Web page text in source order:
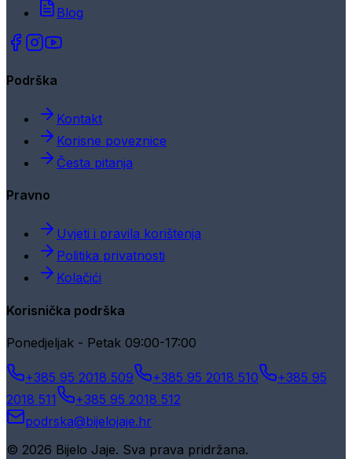
Blog
Podrška
Kontakt
Korisne poveznice
Česta pitanja
Pravno
Uvjeti i pravila korištenja
Politika privatnosti
Kolačići
Korisnička podrška
Ponedjeljak - Petak 09:00-17:00
+385 95 2018 509 +385 95 2018 510
+385 95
2018 511
+385 95 2018 512
podrska@bijelojaje.hr
© 2026 Bijelo Jaje. Sva prava pridržana.